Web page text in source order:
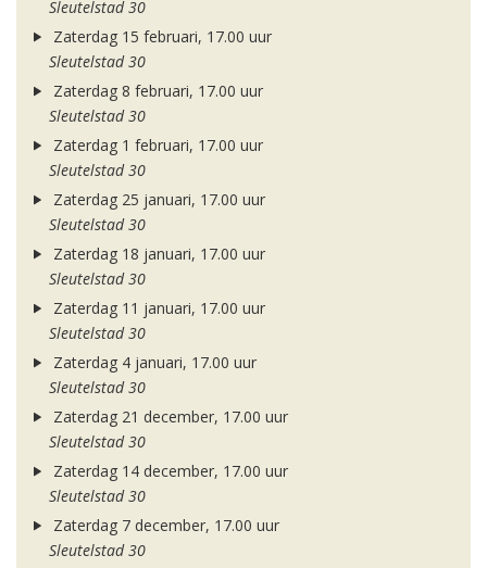
Sleutelstad 30
Zaterdag 15 februari, 17.00 uur
Sleutelstad 30
Zaterdag 8 februari, 17.00 uur
Sleutelstad 30
Zaterdag 1 februari, 17.00 uur
Sleutelstad 30
Zaterdag 25 januari, 17.00 uur
Sleutelstad 30
Zaterdag 18 januari, 17.00 uur
Sleutelstad 30
Zaterdag 11 januari, 17.00 uur
Sleutelstad 30
Zaterdag 4 januari, 17.00 uur
Sleutelstad 30
Zaterdag 21 december, 17.00 uur
Sleutelstad 30
Zaterdag 14 december, 17.00 uur
Sleutelstad 30
Zaterdag 7 december, 17.00 uur
Sleutelstad 30